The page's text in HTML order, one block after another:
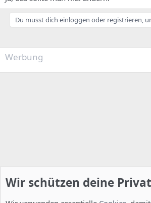
Du musst dich einloggen oder registrieren,
Werbung
Wir schützen deine